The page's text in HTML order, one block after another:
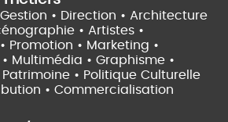
• Direction • Architecture
• Artistes •
Promotion • Marketing •
Multimédia • Graphisme •
• Politique Culturelle
• Commercialisation